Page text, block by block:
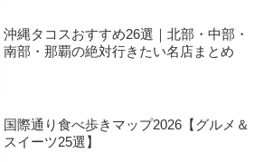
沖縄タコスおすすめ26選｜北部・中部・
南部・那覇の絶対行きたい名店まとめ
国際通り食べ歩きマップ2026【グルメ＆
スイーツ25選】